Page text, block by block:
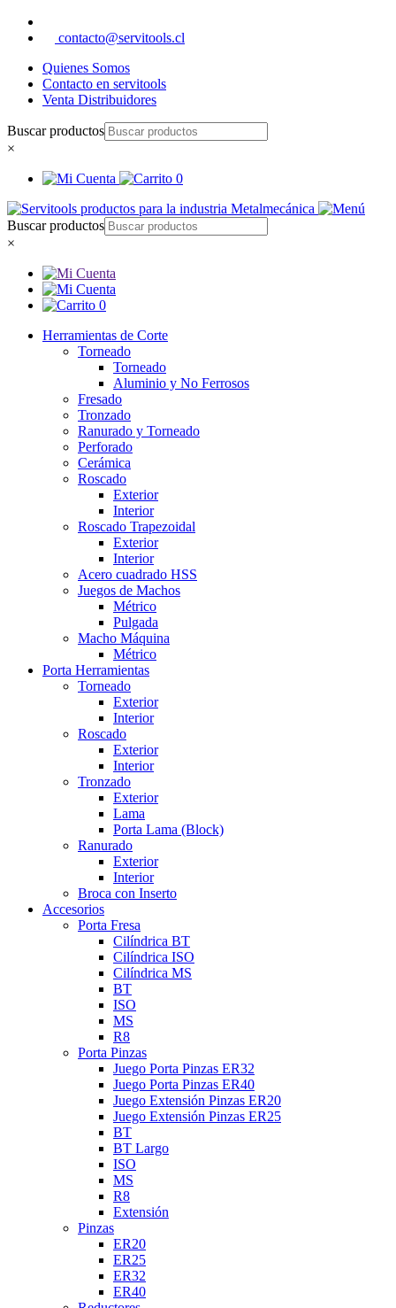
contacto@servitools.cl
Quienes Somos
Contacto en servitools
Venta Distribuidores
Buscar productos
×
0
Buscar productos
×
0
Herramientas de Corte
Torneado
Torneado
Aluminio y No Ferrosos
Fresado
Tronzado
Ranurado y Torneado
Perforado
Cerámica
Roscado
Exterior
Interior
Roscado Trapezoidal
Exterior
Interior
Acero cuadrado HSS
Juegos de Machos
Métrico
Pulgada
Macho Máquina
Métrico
Porta Herramientas
Torneado
Exterior
Interior
Roscado
Exterior
Interior
Tronzado
Exterior
Lama
Porta Lama (Block)
Ranurado
Exterior
Interior
Broca con Inserto
Accesorios
Porta Fresa
Cilíndrica BT
Cilíndrica ISO
Cilíndrica MS
BT
ISO
MS
R8
Porta Pinzas
Juego Porta Pinzas ER32
Juego Porta Pinzas ER40
Juego Extensión Pinzas ER20
Juego Extensión Pinzas ER25
BT
BT Largo
ISO
MS
R8
Extensión
Pinzas
ER20
ER25
ER32
ER40